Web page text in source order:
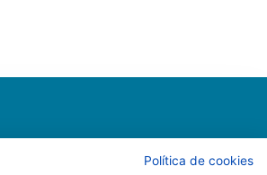
Política de cookies